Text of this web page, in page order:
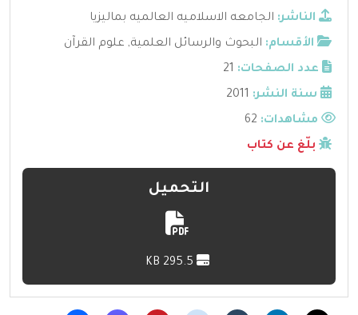
الناشر: الجامعه الاسلاميه العالميه بماليزيا
الأقسام: البحوث والرسائل العلمية, علوم القرآن
عدد الصفحات: 21
سنة النشر: 2011
مشاهدات:
بلّغ عن كتاب
التحميل